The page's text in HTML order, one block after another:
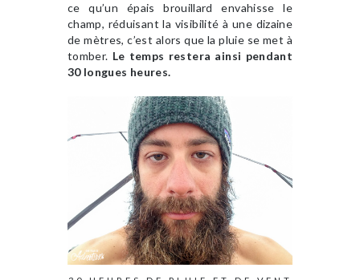
ce qu’un épais brouillard envahisse le
champ, réduisant la visibilité à une dizaine
de mètres, c’est alors que la pluie se met à
tomber. Le temps restera ainsi pendant
30 longues heures.